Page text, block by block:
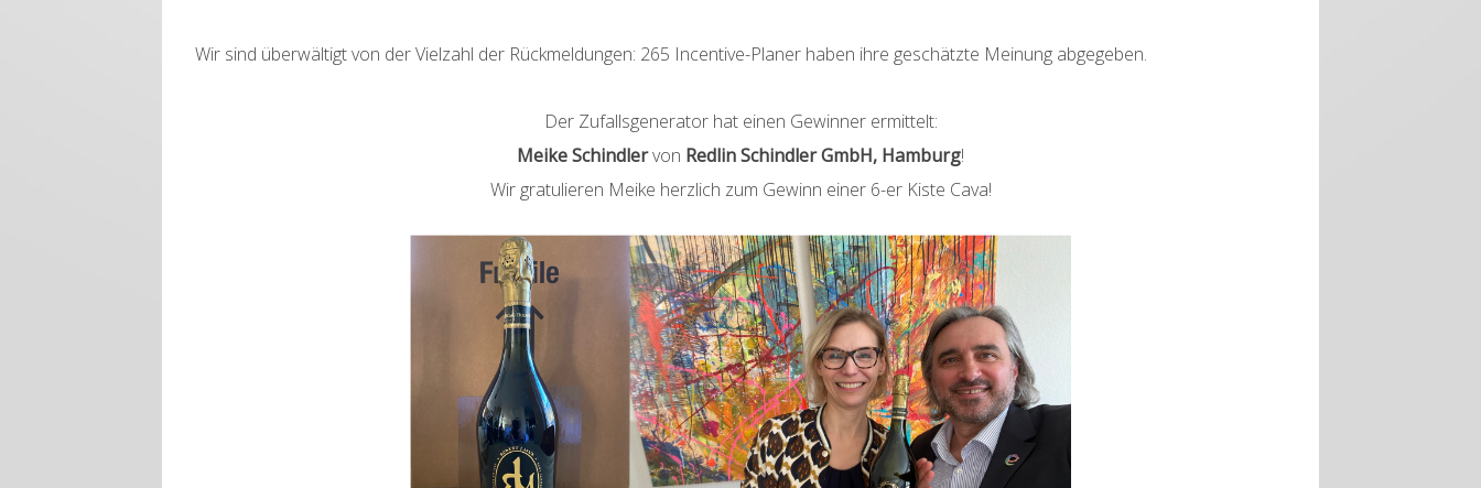
Wir sind überwältigt von der Vielzahl der Rückmeldungen: 265 Incentive-Planer haben ihre geschätzte Meinung abgegeben.
Der Zufallsgenerator hat einen Gewinner ermittelt:
Meike Schindlervon Redlin Schindler GmbH, Hamburg!
Wir gratulieren Meike herzlich zum Gewinn einer 6-er Kiste Cava!